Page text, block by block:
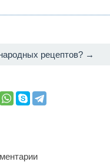
рецептов? →